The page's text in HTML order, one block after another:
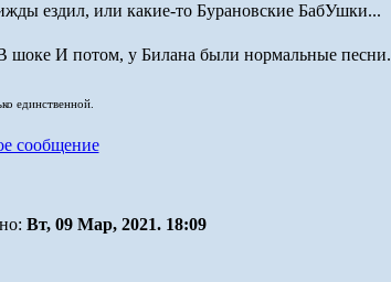
ездил, или какие-то Бурановские БабУшки...
И потом, у Билана были нормальные песни.
единственной.
Вт, 09 Мар, 2021. 18:09